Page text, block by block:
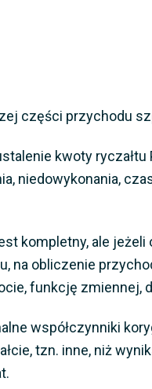
części przychodu
kwoty
niedowykonania,
kompletny, ale
na obliczenie
funkcję zmiennej,
współczynniki
tzn. inne, niż